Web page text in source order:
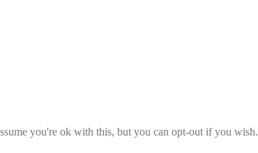
you're ok with this, but you can opt-out if you wish.